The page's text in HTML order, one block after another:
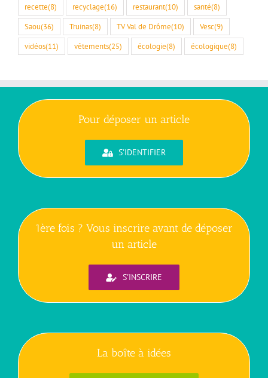
recette(8) recyclage(16) restaurant(10) santé(8)
Saou(36) Truinas(8) TV Val de Drôme(10) Vesc(9)
vidéos(11) vêtements(25) écologie(8) écologique(8)
Pour déposer un article
S'IDENTIFIER
1ère fois ? Vous inscrire avant de déposer
un article
S'INSCRIRE
La boîte à idées